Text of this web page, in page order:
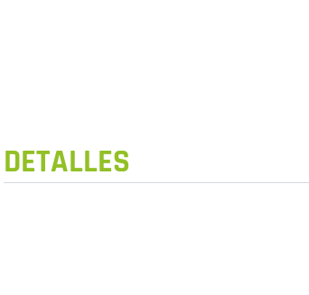
DETALLES